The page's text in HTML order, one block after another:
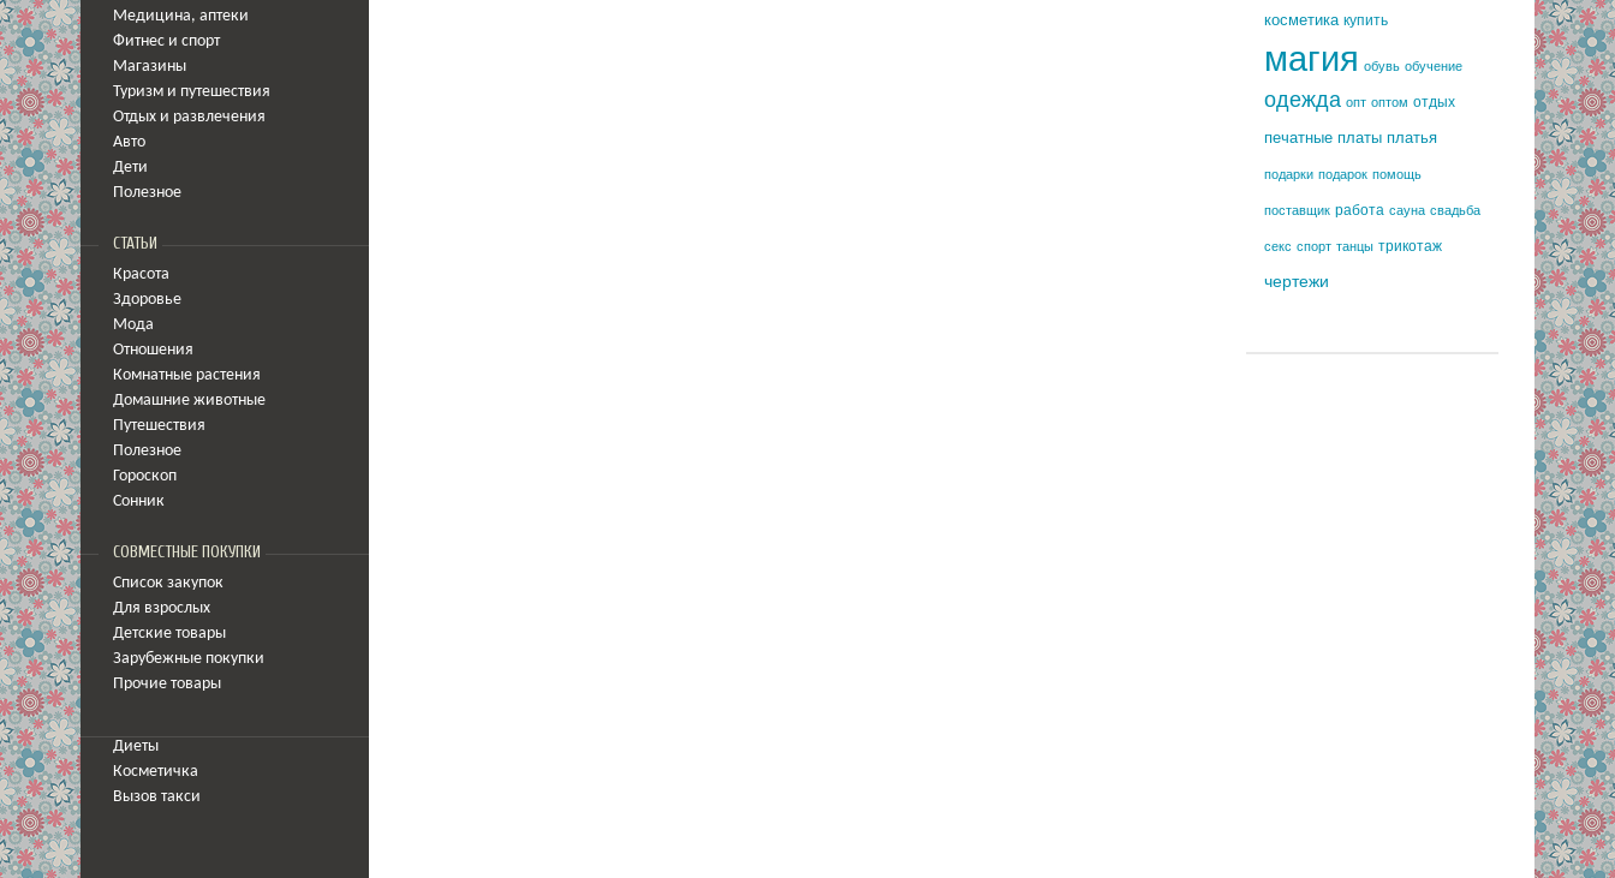
Медицина, аптеки
Фитнес и спорт
Магазины
Туризм и путешествия
Отдых и развлечения
Авто
Дети
Полезное
СТАТЬИ
Красота
Здоровье
Мода
Отношения
Комнатные растения
Домашние животные
Путешествия
Полезное
Гороскоп
Сонник
СОВМЕСТНЫЕ ПОКУПКИ
Список закупок
Для взрослых
Детские товары
Зарубежные покупки
Прочие товары
Диеты
Косметичка
Вызов такси
косметика купить
магия обувь обучение
одежда опт оптом отдых
печатные платы платья
подарки подарок помощь
поставщик работа сауна свадьба
секс спорт танцы трикотаж
чертежи